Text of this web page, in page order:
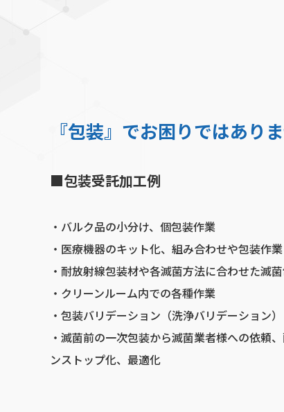
『包装』でお困りではあり
■包装受託加工例
・バルク品の小分け、個包装作業
・医療機器のキット化、組み合わせや包装作業
・耐放射線包装材や各滅菌方法に合わせた滅
・クリーンルーム内での各種作業
・包装バリデーション（洗浄バリデーション）
・滅菌前の一次包装から滅菌業者様への依頼
ンストップ化、最適化